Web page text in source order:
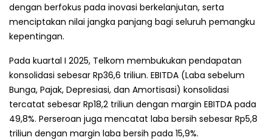
dengan berfokus pada inovasi berkelanjutan, serta
menciptakan nilai jangka panjang bagi seluruh pemangku
kepentingan.
Pada kuartal I 2025, Telkom membukukan pendapatan
konsolidasi sebesar Rp36,6 triliun. EBITDA (Laba sebelum
Bunga, Pajak, Depresiasi, dan Amortisasi) konsolidasi
tercatat sebesar Rp18,2 triliun dengan margin EBITDA pada
49,8%. Perseroan juga mencatat laba bersih sebesar Rp5,8
triliun dengan margin laba bersih pada 15,9%.